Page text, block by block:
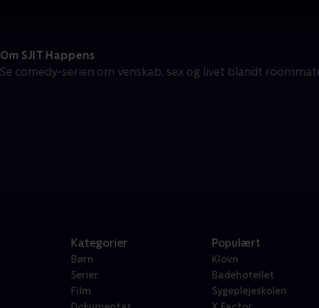
Om SJIT Happens
Se comedy-serien om venskab, sex og livet blandt
Kategorier
Børn
Serier
Film
Populært
Klovn
Badehotellet
Sygeplejeskolen